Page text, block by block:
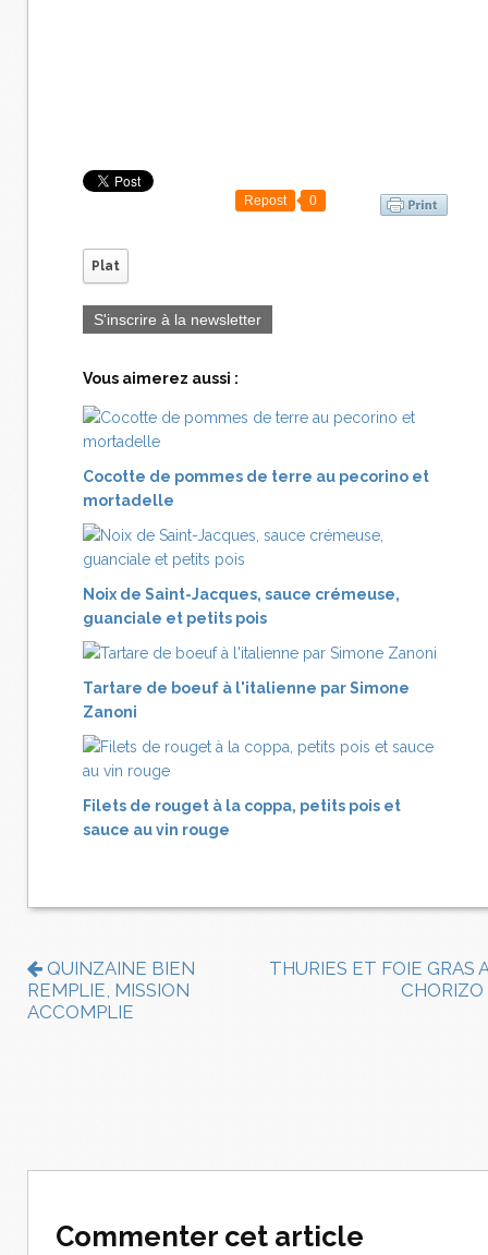
Repost 0
Plat
S'inscrire à la newsletter
Vous aimerez aussi :
Cocotte de pommes de terre au pecorino et
mortadelle
Noix de Saint-Jacques, sauce crémeuse,
guanciale et petits pois
Tartare de boeuf à l'italienne par Simone
Zanoni
Filets de rouget à la coppa, petits pois et
sauce au vin rouge
QUINZAINE BIEN
REMPLIE, MISSION
ACCOMPLIE
THURIES ET FOIE GRAS
CHORIZO
Commenter cet article